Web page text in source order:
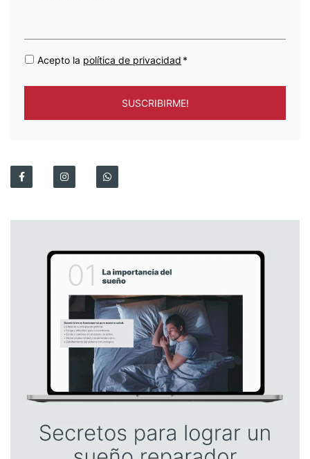
Acepto la política de privacidad *